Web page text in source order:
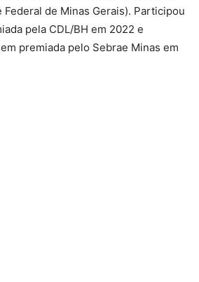
Federal de Minas Gerais). Participou
pela CDL/BH em 2022 e
premiada pelo Sebrae Minas em